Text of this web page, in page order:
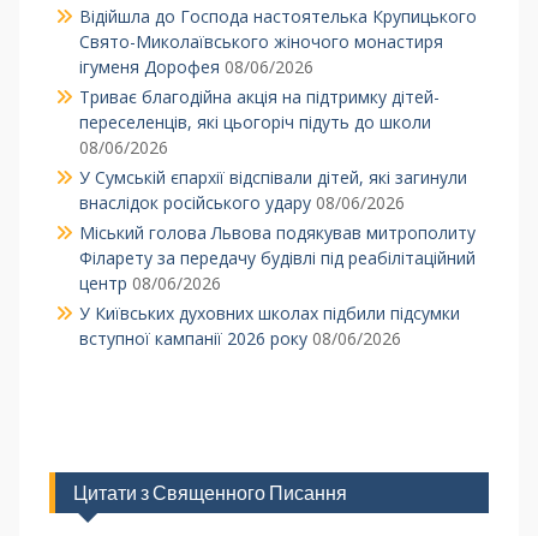
Відійшла до Господа настоятелька Крупицького
Свято-Миколаївського жіночого монастиря
ігуменя Дорофея 08/06/2026
Триває благодійна акція на підтримку дітей-
переселенців, які цьогоріч підуть до школи
08/06/2026
У Сумській єпархії відспівали дітей, які загинули
внаслідок російського удару 08/06/2026
Міський голова Львова подякував митрополиту
Філарету за передачу будівлі під реабілітаційний
центр 08/06/2026
У Київських духовних школах підбили підсумки
вступної кампанії 2026 року 08/06/2026
Цитати з Священного Писання